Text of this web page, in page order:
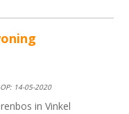
OP: 14-05-2020
in Vinkel